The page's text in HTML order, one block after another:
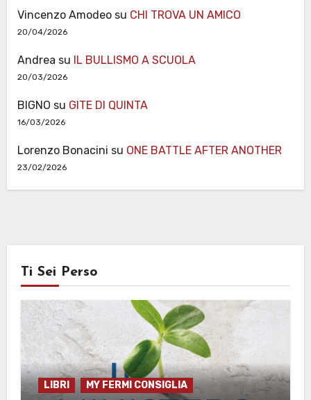
Vincenzo Amodeosu CHI TROVA UN AMICO
20/04/2026
Andrea su IL BULLISMO A SCUOLA
20/03/2026
BIGNO su GITE DI QUINTA
16/03/2026
Lorenzo Bonacini su ONE BATTLE AFTER ANOTHER
23/02/2026
Ti Sei Perso
LIBRI MY FERMI CONSIGLIA